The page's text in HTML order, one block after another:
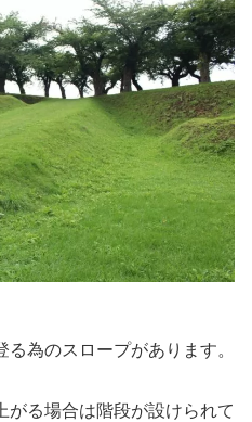
為のスロープがあります。
がる場合は階段が設けられて